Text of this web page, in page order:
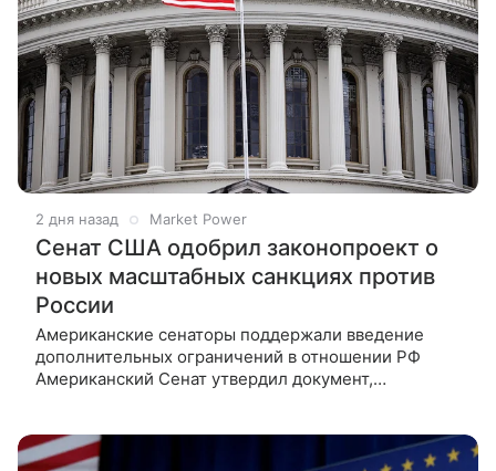
2 дня назад Market Power
Сенат США одобрил законопроект о
новых масштабных санкциях против
России
Американские сенаторы поддержали введение
дополнительных ограничений в отношении РФ
Американский Сенат утвердил документ,